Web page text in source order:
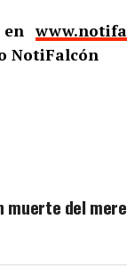
en
NotiFalcón
muerte del